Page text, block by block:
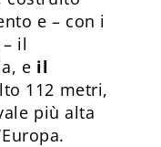
e – con i
il
e il
112 metri,
più alta